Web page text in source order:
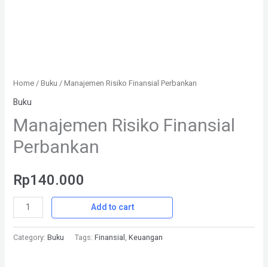
Home/Buku / Manajemen Risiko Finansial Perbankan
Buku
Manajemen Risiko Finansial
Perbankan
Rp140.000
Add to cart
Category: Buku Tags: Finansial, Keuangan